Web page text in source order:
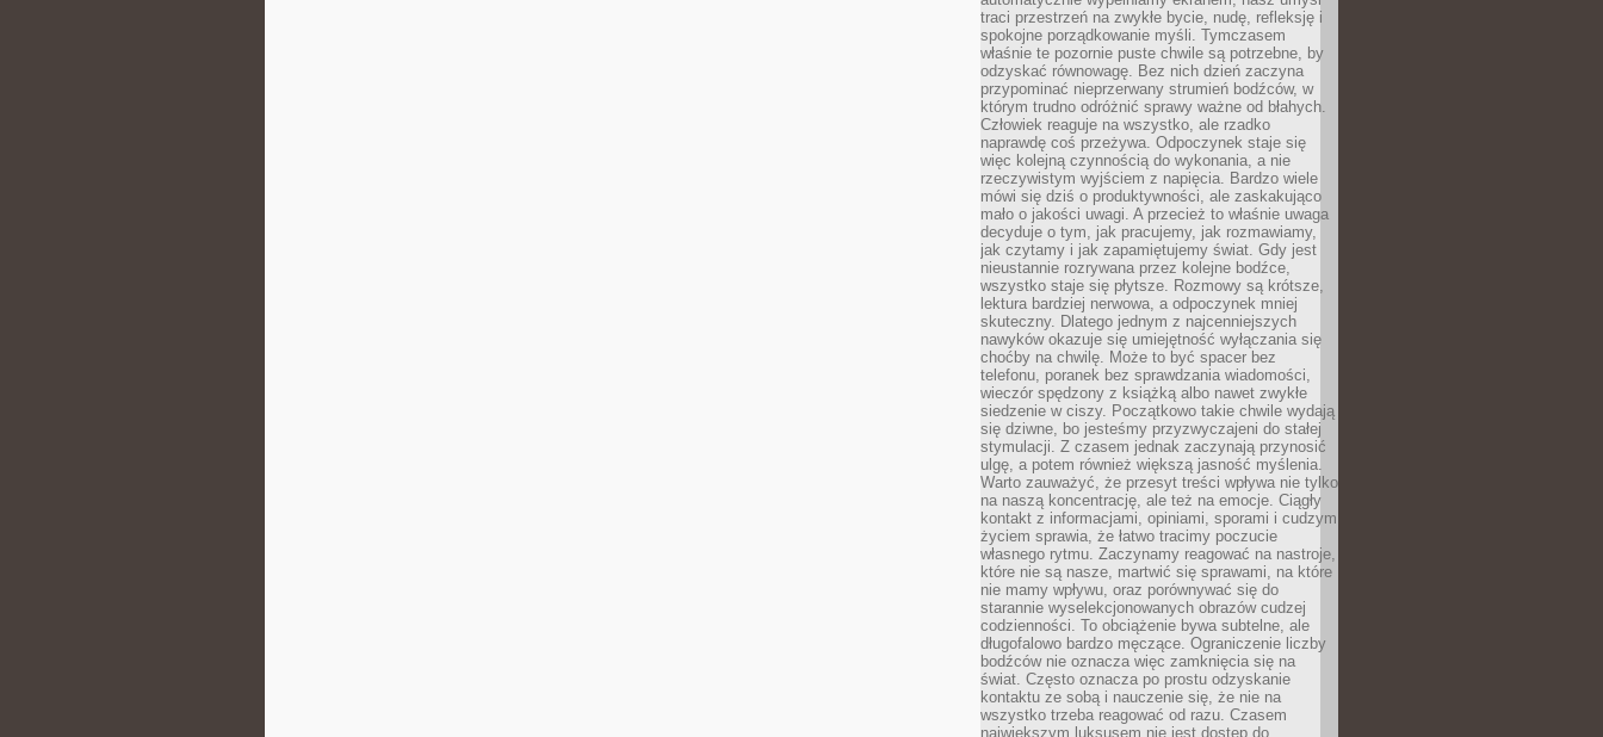
traci przestrzeń na zwykłe bycie, nudę, refleksję i
spokojne porządkowanie myśli. Tymczasem
właśnie te pozornie puste chwile są potrzebne, by
odzyskać równowagę. Bez nich dzień zaczyna
przypominać nieprzerwany strumień bodźców, w
którym trudno odróżnić sprawy ważne od błahych.
Człowiek reaguje na wszystko, ale rzadko
naprawdę coś przeżywa. Odpoczynek staje się
więc kolejną czynnością do wykonania, a nie
rzeczywistym wyjściem z napięcia. Bardzo wiele
mówi się dziś o produktywności, ale zaskakująco
mało o jakości uwagi. A przecież to właśnie uwaga
decyduje o tym, jak pracujemy, jak rozmawiamy,
jak czytamy i jak zapamiętujemy świat. Gdy jest
nieustannie rozrywana przez kolejne bodźce,
wszystko staje się płytsze. Rozmowy są krótsze,
lektura bardziej nerwowa, a odpoczynek mniej
skuteczny. Dlatego jednym z najcenniejszych
nawyków okazuje się umiejętność wyłączania się
choćby na chwilę. Może to być spacer bez
telefonu, poranek bez sprawdzania wiadomości,
wieczór spędzony z książką albo nawet zwykłe
siedzenie w ciszy. Początkowo takie chwile wydają
się dziwne, bo jesteśmy przyzwyczajeni do stałej
stymulacji. Z czasem jednak zaczynają przynosić
ulgę, a potem również większą jasność myślenia.
Warto zauważyć, że przesyt treści wpływa nie tylko
na naszą koncentrację, ale też na emocje. Ciągły
kontakt z informacjami, opiniami, sporami i cudzym
życiem sprawia, że łatwo tracimy poczucie
własnego rytmu. Zaczynamy reagować na nastroje,
które nie są nasze, martwić się sprawami, na które
nie mamy wpływu, oraz porównywać się do
starannie wyselekcjonowanych obrazów cudzej
codzienności. To obciążenie bywa subtelne, ale
długofalowo bardzo męczące. Ograniczenie liczby
bodźców nie oznacza więc zamknięcia się na
świat. Często oznacza po prostu odzyskanie
kontaktu ze sobą i nauczenie się, że nie na
wszystko trzeba reagować od razu. Czasem
największym luksusem nie jest dostęp do